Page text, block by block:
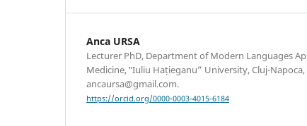
Anca URSA
Lecturer PhD, Department of Modern Languages
Medicine, ‟Iuliu Hațieganu” University, Cluj-Napoca,
ancaursa@gmail.com.
https://orcid.org/0000-0003-4015-6184